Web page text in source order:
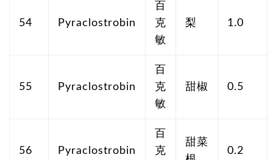
54 Pyraclostrobin
百
克
敏
梨 1.0
55 Pyraclostrobin
百
克
敏
甜椒 0.5
56 Pyraclostrobin
百
克
甜菜
0.2